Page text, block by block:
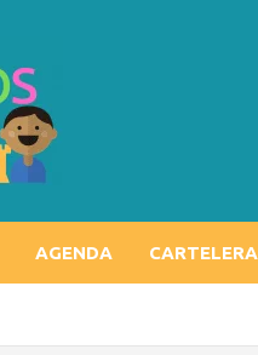
AGENDA CARTELERA